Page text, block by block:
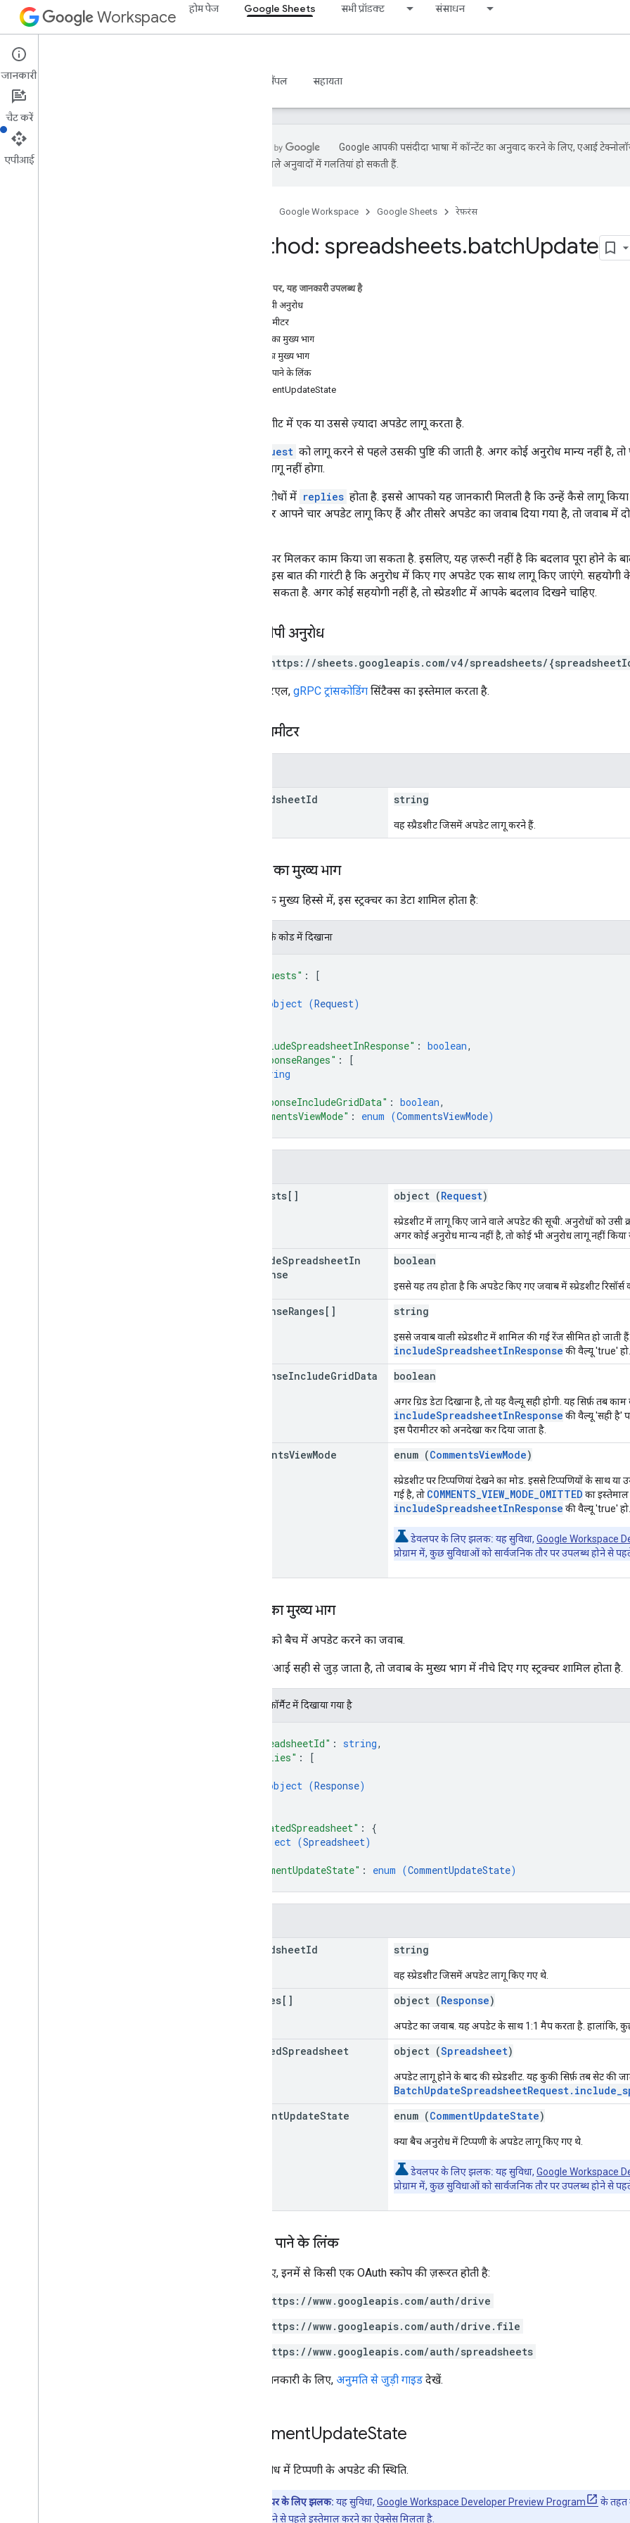
Workspace होम पेज Google Sheets सभी प्रॉडक्ट संसाधन
Google Sheets
खास जानकारी सैंपल सहायता
Google आपकी पसंदीदा भाषा में कॉन्टेंट का अनुवाद करने के लिए, एआई
एआई से मिले अनुवादों में गलतियां हो सकती हैं.
Google Workspace Google Sheets रेफ़रंस
Method: spreadsheets.batchUpdate
इस पेज पर, यह जानकारी उपलब्ध है
एचटीटीपी अनुरोध
पाथ पैरामीटर
अनुरोध का मुख्य भाग
जवाब का मुख्य भाग
अनुमति पाने के लिंक
CommentUpdateState
यह स्प्रेडशीट में एक या उससे ज़्यादा अपडेट लागू करता है.
request को लागू करने से पहले उसकी पुष्टि की जाती है. अगर कोई अनुरोध मान्य नहीं है,
बदलाव लागू नहीं होगा.
कुछ अनुरोधों में replies होता है. इससे आपको यह जानकारी मिलती है कि उन्हें कैसे लागू
लिए, अगर आपने चार अपडेट लागू किए हैं और तीसरे अपडेट का जवाब दिया गया है, तो जवाब
स्प्रेडशीट पर मिलकर काम किया जा सकता है. इसलिए, यह ज़रूरी नहीं है कि बदलाव पूरा होने के
हालांकि, इस बात की गारंटी है कि अनुरोध में किए गए अपडेट एक साथ लागू किए जाएंगे.
किया जा सकता है. अगर कोई सहयोगी नहीं है, तो स्प्रेडशीट में आपके बदलाव दिखने चाहिए.
एचटीटीपी अनुरोध
POST https://sheets.googleapis.com/v4/spreadsheets/
यह यूआरएल, gRPC ट्रांसकोडिंग सिंटैक्स का इस्तेमाल करता है.
पाथ पैरामीटर
spreadsheetId string
वह स्प्रैडशीट जिसमें अपडेट लागू करने हैं.
अनुरोध का मुख्य भाग
अनुरोध के मुख्य हिस्से में, इस स्ट्रक्चर का डेटा शामिल होता है:
JSON के काेड में दिखाना
"requests" :
[
object (Request)
"includeSpreadsheetInResponse" : boolean,
"responseRanges" :
[
string
"responseIncludeGridData" : boolean,
"commentsViewMode" : enum (CommentsViewMode)
requests[] object (Request)
स्प्रेडशीट में लागू किए जाने वाले अपडेट की सूची. अनुरोधों को उसी
अगर कोई अनुरोध मान्य नहीं है, तो कोई भी अनुरोध लागू नहीं किया
includeSpreadsheetIn
Response
boolean
इससे यह तय होता है कि अपडेट किए गए जवाब में स्प्रेडशीट रिसॉर्स
responseRanges[] string
इससे जवाब वाली स्प्रेडशीट में शामिल की गई रेंज सीमित हो जाती
includeSpreadsheetInResponse की वैल्यू 'true' हो.
responseIncludeGridData boolean
अगर ग्रिड डेटा दिखाना है, तो यह वैल्यू सही होगी. यह सिर्फ़ तब
includeSpreadsheetInResponse की वैल्यू 'सही है'
इस पैरामीटर को अनदेखा कर दिया जाता है.
commentsViewMode enum (CommentsViewMode)
स्प्रेडशीट पर टिप्पणियां देखने का मोड. इससे टिप्पणियों के साथ
गई है, तो COMMENTS_VIEW_MODE_OMITTED का
includeSpreadsheetInResponse की वैल्यू 'true' हो.
डेवलपर के लिए झलक: यह सुविधा, Google Workspace
प्रोग्राम में, कुछ सुविधाओं को सार्वजनिक तौर पर उपलब्ध होने से
जवाब का मुख्य भाग
स्प्रेडशीट को बैच में अपडेट करने का जवाब.
अगर एपीआई सही से जुड़ जाता है, ताे जवाब के मुख्य भाग में नीचे दिए गए स्ट्रक्चर शामिल होता है.
JSON फ़ॉर्मैट में दिखाया गया है
"spreadsheetId" : string,
"replies" :
[
object (Response)
"updatedSpreadsheet" : {
object (Spreadsheet)
"commentUpdateState" : enum (CommentUpdateState)
spreadsheetId string
वह स्प्रेडशीट जिसमें अपडेट लागू किए गए थे.
replies[] object (Response)
अपडेट का जवाब. यह अपडेट के साथ 1:1 मैप करता है. हालांकि,
updatedSpreadsheet object (Spreadsheet)
अपडेट लागू होने के बाद की स्प्रेडशीट. यह कुकी सिर्फ़ तब सेट की
commentUpdateState enum (CommentUpdateState)
क्या बैच अनुरोध में टिप्पणी के अपडेट लागू किए गए थे.
डेवलपर के लिए झलक: यह सुविधा, Google Workspace
प्रोग्राम में, कुछ सुविधाओं को सार्वजनिक तौर पर उपलब्ध होने से
अनुमति पाने के लिंक
इसके लिए, इनमें से किसी एक OAuth स्कोप की ज़रूरत होती है:
https://www.googleapis.com/auth/drive
https://www.googleapis.com/auth/drive.file
https://www.googleapis.com/auth/spreadsheets
ज़्यादा जानकारी के लिए, अनुमति से जुड़ी गाइड देखें.
CommentUpdateState
बैच अनुरोध में टिप्पणी के अपडेट की स्थिति.
डेवलपर के लिए झलक: यह सुविधा, Google Workspace Developer Preview Program
के तहत
उपलब्ध होने से पहले इस्तेमाल करने का ऐक्सेस मिलता है.
जानकारी
चैट करें
एपीआई